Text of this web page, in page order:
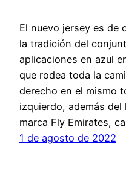
El nuevo jersey es de
la tradición del
aplicaciones en azul
que rodea toda la
derecho en el mismo
izquierdo, además
marca Fly Emirates,
1 de agosto de 2022